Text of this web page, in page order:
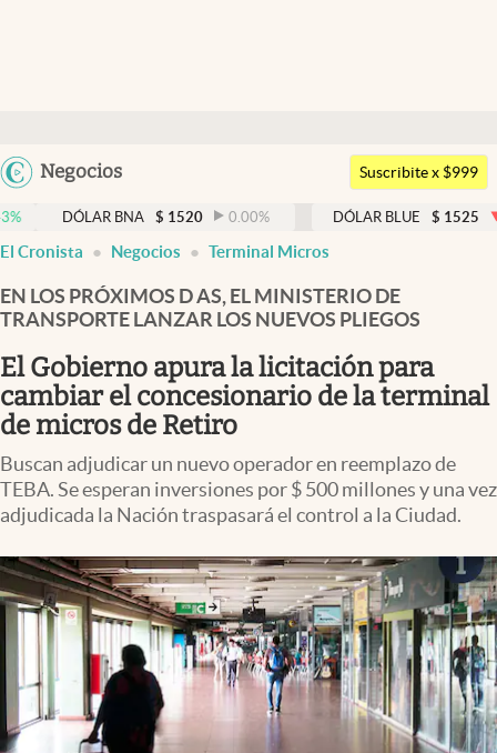
Argentina
Negocios
Members
Economía y Política
Finanzas y Mercados
Mercados Online
Columnistas
Otras secciones
Apertura
Infotechnology
Clima
Mundial 2026
Eventos Corporativos
El Cronista Studio
Suscribite x $999
BNA $ 1520 0.00% DÓLAR BLUE $ 1525 -0.33%
El Cronista Negocios Terminal Micros
EN LOS PRÓXIMOS D AS, EL MINISTERIO DE
TRANSPORTE LANZAR LOS NUEVOS PLIEGOS
El Gobierno apura la licitación para
cambiar el concesionario de la terminal
de micros de Retiro
Buscan adjudicar un nuevo operador en reemplazo de
TEBA. Se esperan inversiones por $ 500 millones y una vez
adjudicada la Nación traspasará el control a la Ciudad.